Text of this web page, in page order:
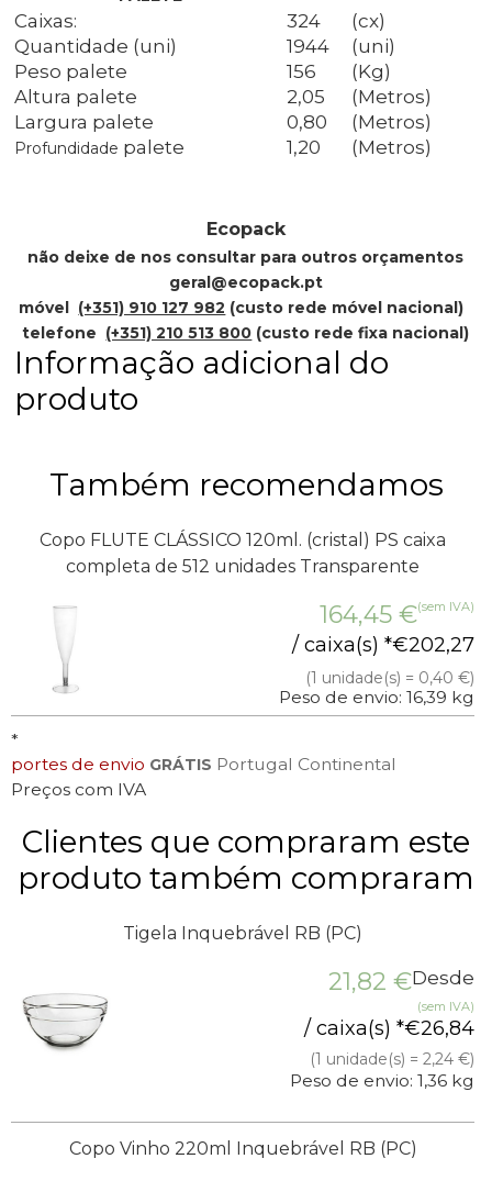
Caixas: 324
(cx)
Quantidade (uni)
1944
(uni)
Peso palete
156
(Kg)
Altura palete
2,05
(Metros)
Largura palete
0,80 (Metros)
Profundidade palete 1,20 (Metros)
Ecopack
não deixe de nos consultar para outros orçamentos
geral@ecopack.pt
móvel (+351) 910 127 982 (custo rede móvel nacional)
telefone (+351) 210 513 800 (custo rede fixa nacional)
Informação adicional do
produto
Também recomendamos
Copo FLUTE CLÁSSICO 120ml. (cristal) PS caixa
completa de 512 unidades Transparente
164,45 €(sem IVA)
202,27
€
/ caixa(s) *
(1 unidade(s) = 0,40 €)
Peso de envio: 16,39 kg
*
portes de envio GRÁTIS Portugal Continental
Preços com IVA
Clientes que compraram este
produto também compraram
Tigela Inquebrável RB (PC)
Desde
21,82 €
(sem IVA)
26,84
€
/ caixa(s) *
(1 unidade(s) = 2,24 €)
Peso de envio: 1,36 kg
Copo Vinho 220ml Inquebrável RB (PC)